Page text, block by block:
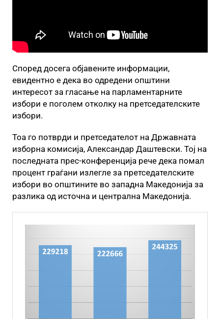
Според досега објавените информации,
евидентно е дека во одредени општини
интересот за гласање на парламентарните
избори е поголем отколку на претседателските
избори.
Тоа го потврди и претседателот на Државната
изборна комисија, Александар Даштевски. Тој на
последната прес-конференција рече дека помал
процент граѓани излегле за претседателските
избори во општините во западна Македонија за
разлика од источна и централна Македонија.